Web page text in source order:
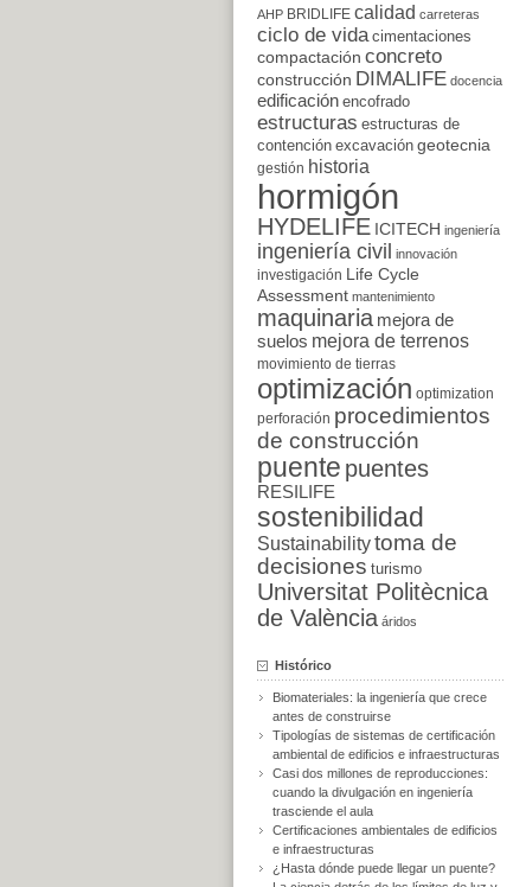
AHP BRIDLIFE calidad carreteras
ciclo de vida cimentaciones
compactación concreto
construcción DIMALIFE docencia
edificación encofrado
estructuras estructuras de
contención excavación geotecnia
gestión historia
hormigón
HYDELIFE ICITECH ingeniería
ingeniería civil innovación
investigación
Life Cycle
Assessment mantenimiento
maquinaria mejora de
suelos mejora de terrenos
movimiento de tierras
optimización optimization
perforación procedimientos
de construcción
puente puentes
RESILIFE
sostenibilidad
Sustainabilitytoma de
decisiones turismo
Universitat Politècnica
de València áridos
Histórico
Biomateriales: la ingeniería que crece
antes de construirse
Tipologías de sistemas de certificación
ambiental de edificios e infraestructuras
Casi dos millones de reproducciones:
cuando la divulgación en ingeniería
trasciende el aula
Certificaciones ambientales de edificios
e infraestructuras
¿Hasta dónde puede llegar un puente?